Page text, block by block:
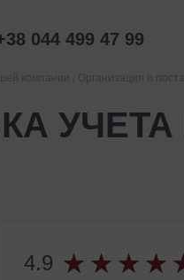
044 499 47 99
УЧЕТА
4.9